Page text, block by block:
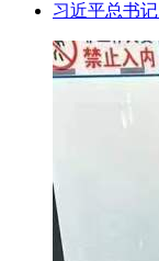
习近平总书